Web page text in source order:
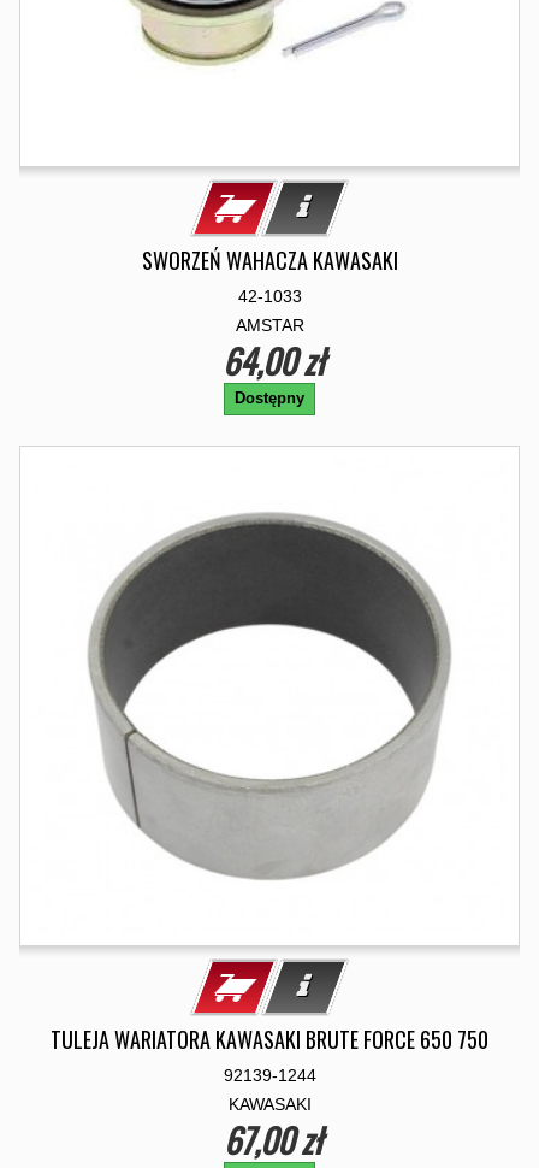
SWORZEŃ WAHACZA KAWASAKI
42-1033
AMSTAR
64,00 zł
Dostępny
TULEJA WARIATORA KAWASAKI BRUTE FORCE 650 750
92139-1244
KAWASAKI
67,00 zł